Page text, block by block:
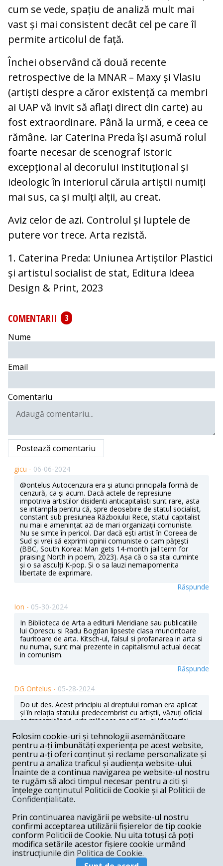
cum se vede, spațiu de analiză mult mai
vast și mai consistent decât cel pe care îl
permite articolul de față.
Închei observând că două recente
retrospective de la MNAR – Maxy și Vlasiu
(artiști despre a căror existență ca membri
ai UAP vă invit să aflați direct din carte) au
fost extraordinare. Până la urmă, e ceea ce
rămâne. Iar Caterina Preda își asumă rolul
foarte necesar de scenograf istoric
excepțional al decorului instituțional și
ideologic în interiorul căruia artiștii numiți
mai sus, ca și mulți alții, au creat.
Aviz celor de azi. Controlul și luptele de
putere vor trece. Arta rezistă.
1. Caterina Preda: Uniunea Artiștilor Plastici
și artistul socialist de stat, Editura Ideea
Design & Print, 2023
COMENTARII
3
Nume
Email
Comentariu
Postează comentariu
gicu - 06-06-2024
@ontelus Autocenzura era și atunci principala formă de
cenzură, ca și acum. Dacă actele de represiune
impotriva artistilor disidenti anticapitalisti sunt rare, asta
se intampla pentru că, spre deosebire de statul socialist,
constant sub presiunea Războiului Rece, statul capitalist
nu mai e amenințat azi de mari organizații comuniste.
Nu se simte în pericol. Dar dacă ești artist în Coreea de
Sud și vrei să exprimi opinii comuniste o cam pățești
(BBC, South Korea: Man gets 14-month jail term for
praising North in poem, 2023). Așa că o sa stai cuminte
și o sa asculți K-pop. Și o sa lauzi nemaipomenita
libertate de exprimare.
Răspunde
Ion - 05-30-2024
In Biblioteca de Arta a editurii Meridiane sau publicatiile
lui Oprescu si Radu Bogdan lipseste clasa muncintoare
fauritoare de arta. Kitsch-ul, falsul si profanarea in arta si
nu numai, sunt mai prezente in capitalismul actual decat
in comunism.
Răspunde
DG Ontelus - 05-28-2024
Do ut des. Acest principiu al dreptului roman era aplicat
și în relația statului predecembrist cu artiștii, văzuți oficial
ca transmițători, prin mijloace specifice, ai ideologiei
înțeles de ce și în postdecembrism a funcționat norma
juridică menționată: în schimbul finanțării publice, artistul
s-a simțit și se simte obligat să răspundă așteptărilor,
ce-i drept, așa cum le percepe artistul. Fiindcă nu se mai
dau indicații prețioase, iar statul și cetățenii săi nu mai
sunt chemați să edifice societatea socialistă multilateral
dezvoltată. Tarele fostului regim au făcut joncțiunea cu
limitele inerente ale universului capitalist, iar rezultatul,
pentru artiști, nu a fost și nu este deloc mulțumitor. O
exprimare, neîngrădită de niciun fel de cenzură, cu
excepția autocenzurii personale. Și, ținând cont de
teroarea regimului anterior, această libertate merită cu
prisosință toate vicisitudinile posibile și probabile ale
postdecembrismului.
Folosim cookie-uri și tehnologii asemănătoare
pentru a-ți îmbunătăți experiența pe acest website,
pentru a-ți oferi conținut și reclame personalizate și
pentru a analiza traficul și audiența website-ului.
Înainte de a continua navigarea pe website-ul nostru
te rugăm să aloci timpul necesar pentru a citi și
înțelege conținutul Politicii de Cookie și al Politicii de
Confidențialitate.
Prin continuarea navigării pe website-ul nostru
confirmi acceptarea utilizării fișierelor de tip cookie
conform Politicii de Cookie. Nu uita totuși că poți
modifica setările acestor fișiere cookie urmând
instrucțiunile din Politica de Cookie.